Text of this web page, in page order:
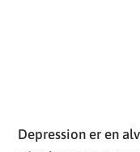
diagnosticeret med